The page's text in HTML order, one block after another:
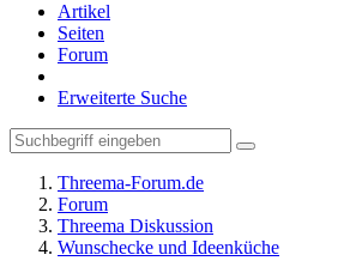
Artikel
Seiten
Forum
Erweiterte Suche
Threema-Forum.de
Forum
Threema Diskussion
Wunschecke und Ideenküche